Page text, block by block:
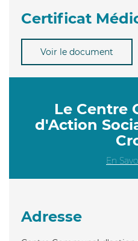
Certificat
Voir le document
Le Centre
d'Action
En
Adresse